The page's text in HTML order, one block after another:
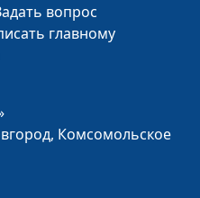
вопрос
главному
Комсомольское